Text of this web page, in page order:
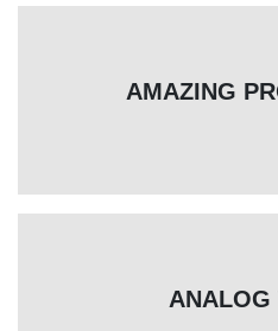
AMAZING
ANALOG